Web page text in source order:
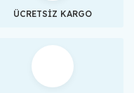
ÜCRETSİZ KARGO